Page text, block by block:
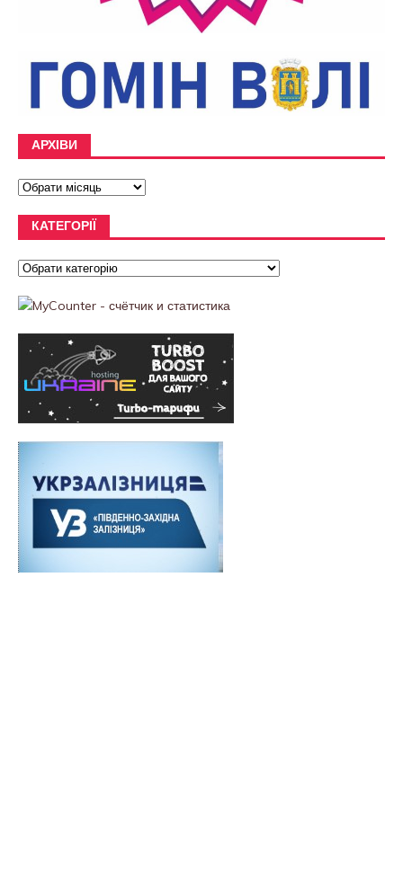
АРХІВИ
КАТЕГОРІЇ